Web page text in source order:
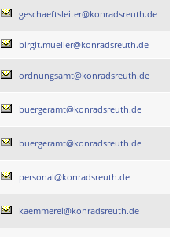
geschaeftsleiter@konradsreuth.de
birgit.mueller@konradsreuth.de
ordnungsamt@konradsreuth.de
buergeramt@konradsreuth.de
buergeramt@konradsreuth.de
personal@konradsreuth.de
kaemmerei@konradsreuth.de